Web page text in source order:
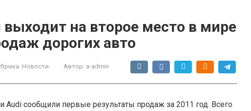
на второе место в мире
дорогих авто
Новости Автор: a-admin
Audi сообщили первые результаты продаж за 2011 год. Всего